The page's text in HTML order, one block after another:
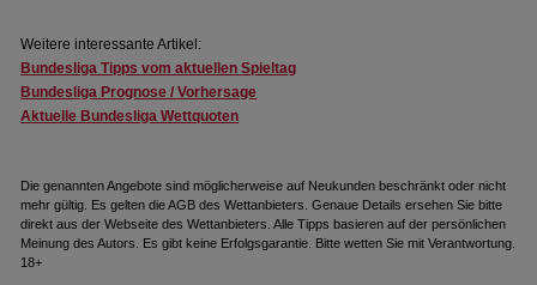
Weitere interessante Artikel:
Bundesliga Tipps vom aktuellen Spieltag
Bundesliga Prognose / Vorhersage
Aktuelle Bundesliga Wettquoten
Die genannten Angebote sind möglicherweise auf Neukunden beschränkt oder nicht
mehr gültig. Es gelten die AGB des Wettanbieters. Genaue Details ersehen Sie bitte
direkt aus der Webseite des Wettanbieters. Alle Tipps basieren auf der persönlichen
Meinung des Autors. Es gibt keine Erfolgsgarantie. Bitte wetten Sie mit Verantwortung.
18+